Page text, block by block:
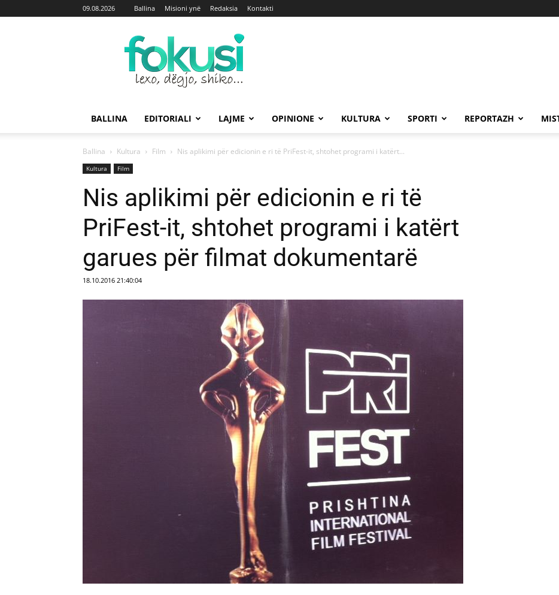
09.08.2026 Ballina Misioni ynë Redaksia Kontakti
Fokusi
BALLINA EDITORIALI LAJME OPINIONE KULTURA SPORTI REPORTAZH
Ballina Kultura Film Nis aplikimi për edicionin e ri të PriFest-it, shtohet programi i katërt...
Kultura Film
Nis aplikimi për edicionin e ri të
PriFest-it, shtohet programi i katërt
garues për filmat dokumentarë
18.10.2016 21:40:04